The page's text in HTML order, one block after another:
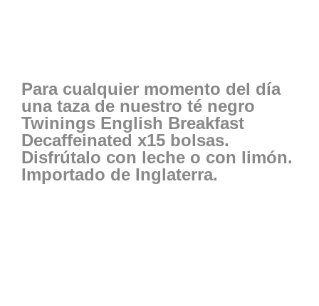
Para cualquier momento del día
una taza de nuestro té negro
Twinings English Breakfast
Decaffeinated x15 bolsas.
Disfrútalo con leche o con limón.
Importado de Inglaterra.